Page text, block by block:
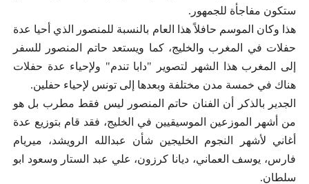
ستكون مفاجأة للجمهور.
هذا وكان الموسم حافلاً هذا العام بالنسبة للمنصور الذي أحيا عدة
حفلات في المغرب والخليج، كما ويستعد حاتم المنصور للسفر
إلى المغرب هذا الشهر لتصوير "دابا تندم" ولإحياء عدة حفلات
هناك في خمسة مدن مختلفة وبعدها إلى تونس لإحياء حفلين.
الجدير بالذكر أن الفنان حاتم المنصور ليس فقط مطرب بل هو
من أشهر الموزعين الموسيقيين في الخليج، فقد قام بتوزيع عدة
أغاني لأشهر النجوم الخليجين شأن عبدالله الرويشد، ميريام
فارس، يوسف العماني، ديانا كرزون، علي عبد الستار وسعود ابو
سلطان.